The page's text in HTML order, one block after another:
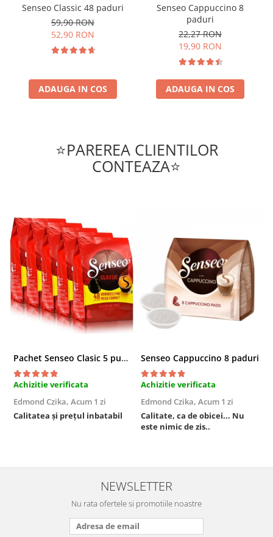
Senseo Classic 48 paduri
59,90 RON
52,90 RON
ADAUGA IN COS
Senseo Cappuccino 8
paduri
22,27 RON
19,90 RON
ADAUGA IN COS
⭐PAREREA CLIENTILOR
CONTEAZA⭐
Pachet Senseo Clasic 5 pungi x 48 paduri
Achizitie verificata
Edmond Czika, Acum 1 zi
Calitatea și prețul inbatabil
Senseo Cappuccino 8 paduri
Achizitie verificata
Edmond Czika, Acum 1 zi
Calitate, ca de obicei... Nu
este nimic de zis..
NEWSLETTER
Nu rata ofertele si promotiile noastre